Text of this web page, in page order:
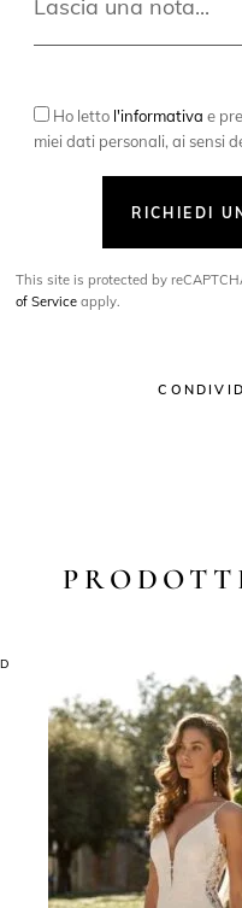
Ho letto l'informativa e
miei dati personali, ai sensi
RICHIEDI
This site is protected by
of Service apply.